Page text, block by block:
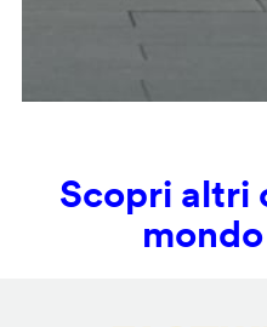
Scopri altri